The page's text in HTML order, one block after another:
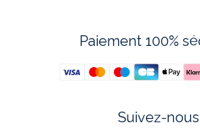
Paiement 100%
Suivez-nous